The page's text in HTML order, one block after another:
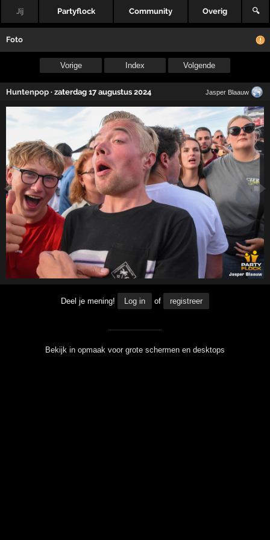
Jij Partyflock Community Overig 🔍
Foto
Vorige Index Volgende
Huntenpop ·zaterdag 17 augustus 2024 Jasper Blaauw
Deel je mening! Log in of registreer
Bekijk in opmaak voor grote schermen en desktops